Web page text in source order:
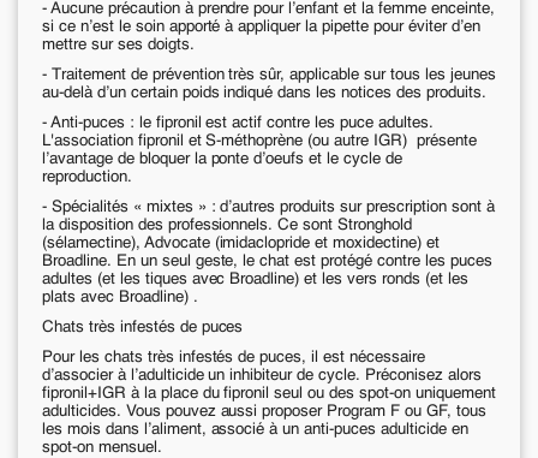
- Aucune précaution à prendre pour l’enfant et la femme enceinte,
si ce n’est le soin apporté à appliquer la pipette pour éviter d’en
mettre sur ses doigts.
- Traitement de prévention très sûr, applicable sur tous les jeunes
au-delà d’un certain poids indiqué dans les notices des produits.
- Anti-puces : le fipronil est actif contre les puce adultes.
L'association fipronil et S-méthoprène (ou autre IGR) présente
l’avantage de bloquer la ponte d’oeufs et le cycle de
reproduction.
- Spécialités « mixtes » : d’autres produits sur prescription sont à
la disposition des professionnels. Ce sont Stronghold
(sélamectine), Advocate (imidaclopride et moxidectine) et
Broadline. En un seul geste, le chat est protégé contre les puces
adultes (et les tiques avec Broadline) et les vers ronds (et les
plats avec Broadline).
Chats très infestés de puces
Pour les chats très infestés de puces, il est nécessaire
d’associer à l’adulticide un inhibiteur de cycle. Préconisez alors
fipronil+IGR à la place du fipronil seul ou des spot-on uniquement
adulticides. Vous pouvez aussi proposer Program F ou GF, tous
les mois dans l’aliment, associé à un anti-puces adulticide en
spot-on mensuel.